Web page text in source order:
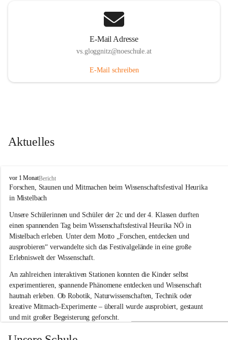
E-Mail Adresse
vs.gloggnitz@noeschule.at
E-Mail schreiben
Aktuelles
V
o
l
s
s
c
u
l
e
G
l
o
g
g
n
i
vor 1 MonatBericht
Forschen, Staunen und Mitmachen beim Wissenschaftsfestival Heurika
in Mistelbach
Unsere Schülerinnen und Schüler der 2c und der 4. Klassen durften
einen spannenden Tag beim Wissenschaftsfestival Heurika NÖ in
Mistelbach erleben. Unter dem Motto „Forschen, entdecken und
ausprobieren“ verwandelte sich das Festivalgelände in eine große
Erlebniswelt der Wissenschaft.
An zahlreichen interaktiven Stationen konnten die Kinder selbst
experimentieren, spannende Phänomene entdecken und Wissenschaft
hautnah erleben. Ob Robotik, Naturwissenschaften, Technik oder
kreative Mitmach-Experimente – überall wurde ausprobiert, gestaunt
und mit großer Begeisterung geforscht.
Besonders beeindruckend war, dass Wissenschaftlerinnen und